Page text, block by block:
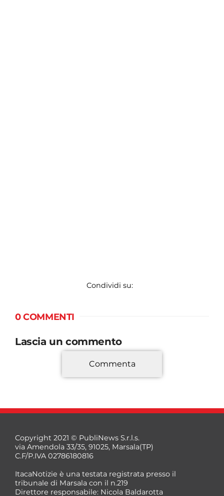
Condividi su:
0 COMMENTI
Lascia un commento
*
Commenta
Copyright 2021 © PubliNews S.r.l.s.
via Amendola 33/35, 91025, Marsala(TP)
C.F/P.IVA 02786180816
ItacaNotizie è una testata registrata presso il
tribunale di Marsala con il n.219
Direttore responsabile: Nicola Baldarotta